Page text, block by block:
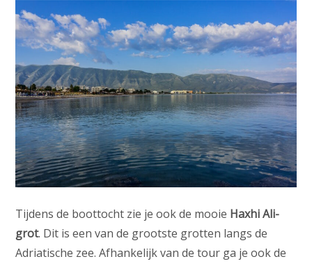
Tijdens de boottocht zie je ook de mooie Haxhi Ali-
grot. Dit is een van de grootste grotten langs de
Adriatische zee. Afhankelijk van de tour ga je ook de